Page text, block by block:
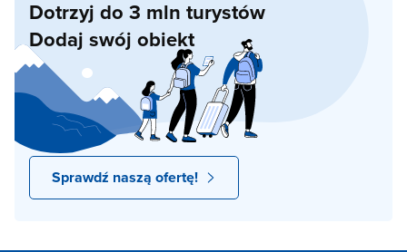
Dotrzyj do 3 mln turystów
Dodaj swój obiekt
Sprawdź naszą ofertę!